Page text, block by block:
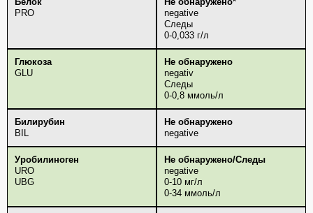
PRO
negative
Следы
0-0,033 г/л
Глюкоза
GLU
Не обнаружено
negativ
Следы
0-0,8 ммоль/л
Билирубин
BIL
Не обнаружено
negative
Уробилиноген
URO
UBG
Не обнаружено/Следы
negative
0-10 мг/л
0-34 ммоль/л